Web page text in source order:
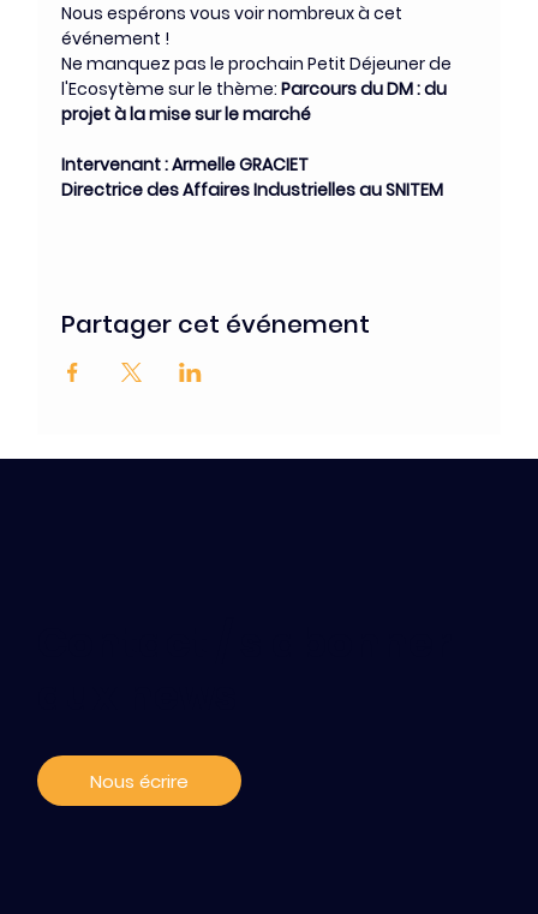
Nous espérons vous voir nombreux à cet
événement !
Ne manquez pas le prochain Petit Déjeuner de
l'Ecosytème sur le thème: Parcours du DM : du
projet à la mise sur le marché
Intervenant : Armelle GRACIET
Directrice des Affaires Industrielles au SNITEM
Partager cet événement
Nous écrire